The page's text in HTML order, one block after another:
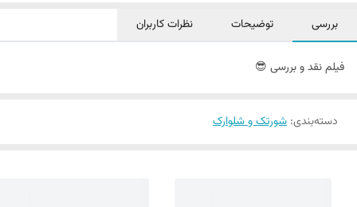
بررسی توضیحات نظرات کاربران
فیلم نقد و بررسی 😎
دسته‌بندی: شورتک و شلوارک